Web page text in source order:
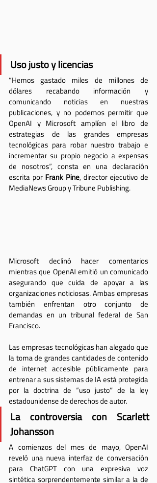
Uso justo y licencias
“Hemos gastado miles de millones de
dólares recabando información y
comunicando noticias en nuestras
publicaciones, y no podemos permitir que
OpenAI y Microsoft amplíen el libro de
estrategias de las grandes empresas
tecnológicas para robar nuestro trabajo e
incrementar su propio negocio a expensas
de nosotros”, consta en una declaración
escrita por Frank Pine, director ejecutivo de
MediaNews Group y Tribune Publishing.
Microsoft declinó hacer comentarios
mientras que OpenAI emitió un comunicado
asegurando que cuida de apoyar a las
organizaciones noticiosas. Ambas empresas
también enfrentan otro conjunto de
demandas en un tribunal federal de San
Francisco.
Las empresas tecnológicas han alegado que
la toma de grandes cantidades de contenido
de internet accesible públicamente para
entrenar a sus sistemas de IA está protegida
por la doctrina de “uso justo” de la ley
estadounidense de derechos de autor.
La controversia con Scarlett
Johansson
A comienzos del mes de mayo, OpenAI
reveló una nueva interfaz de conversación
para ChatGPT con una expresiva voz
sintética sorprendentemente similar a la de